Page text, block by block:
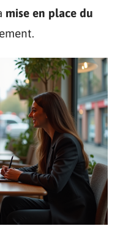
mise en place du